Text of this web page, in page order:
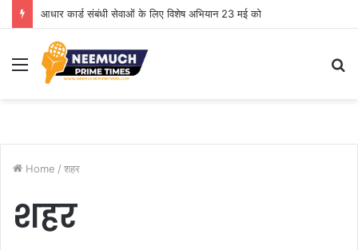
आधार कार्ड संबंधी सेवाओं के लिए विशेष अभियान 23 मई को
Menu
Home / शहर
शहर